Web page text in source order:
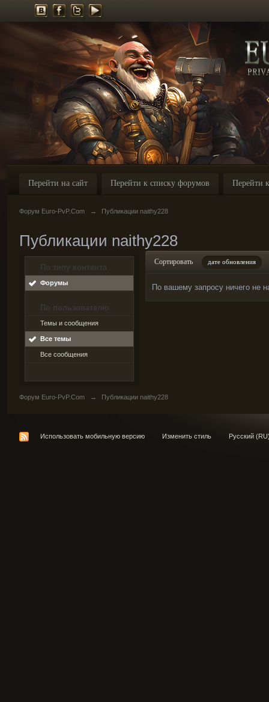
Перейти на сайт Перейти к списку форумов Перейти
Форум Euro-PvP.Com → Публикации naithy228
Публикации naithy228
По типу контента
Форумы
По пользователю
Темы и сообщения
Все темы
Все сообщения
Сортировать дате обновления
По вашему запросу ничего не
Форум Euro-PvP.Com → Публикации naithy228
Использовать мобильную версию Изменить стиль Русский